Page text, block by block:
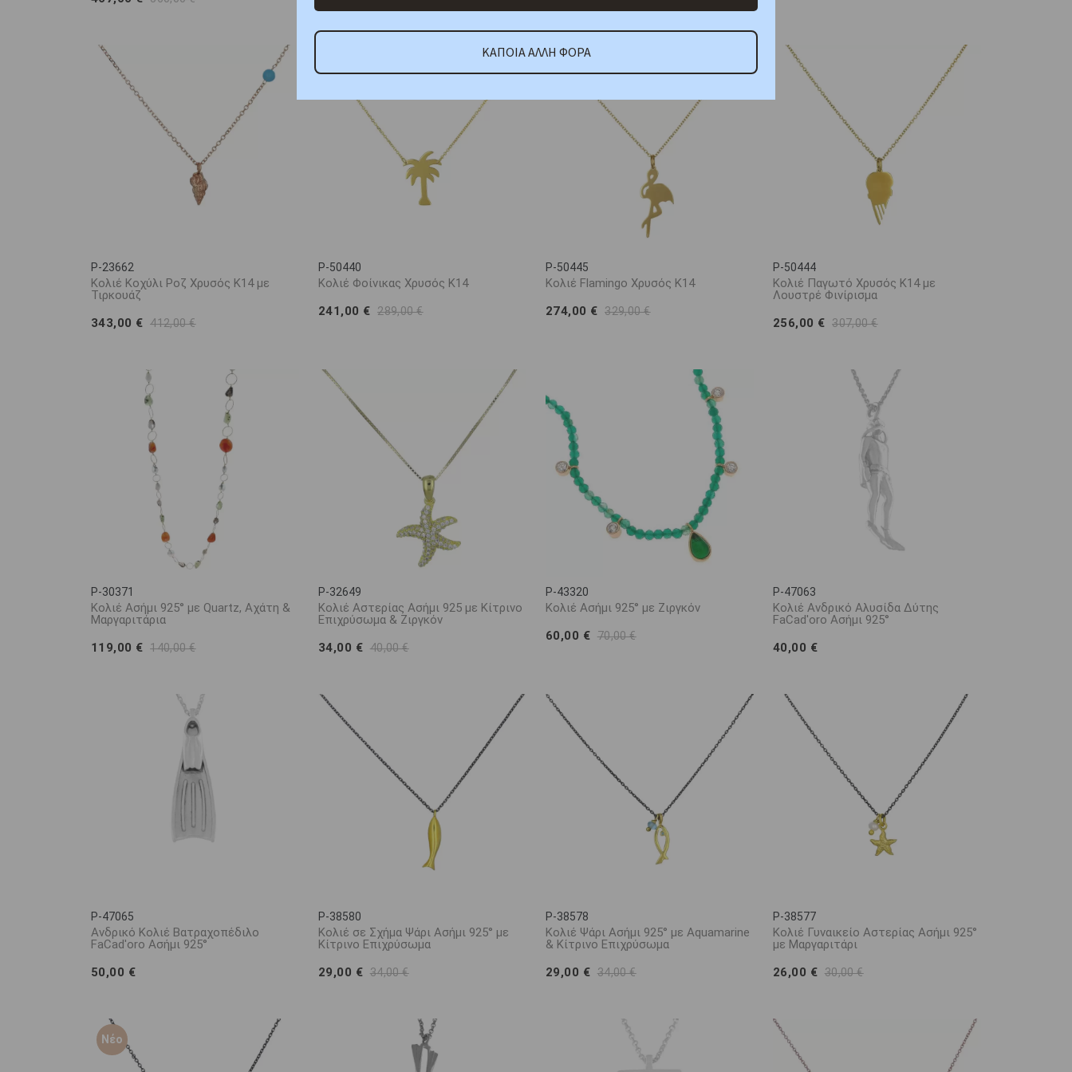
P-23662
Κολιέ Κοχύλι Ροζ Χρυσός Κ14 με
Τιρκουάζ
343,00 € 412,00 €
P-50440
Κολιέ Φοίνικας Χρυσός Κ14
241,00 € 289,00 €
P-50445
Κολιέ Flamingo Χρυσός Κ14
274,00 € 329,00 €
P-50444
Κολιέ Παγωτό Χρυσός Κ14 με
Λουστρέ Φινίρισμα
256,00 € 307,00 €
P-30371
Κολιέ Ασήμι 925° με Quartz, Αχάτη &
Μαργαριτάρια
119,00 € 140,00 €
P-32649
Κολιέ Αστερίας Ασήμι 925 με Κίτρινο
Επιχρύσωμα & Ζιργκόν
34,00 € 40,00 €
P-43320
Κολιέ Ασήμι 925° με Ζιργκόν
60,00 € 70,00 €
P-47063
Κολιέ Ανδρικό Αλυσίδα Δύτης
FaCad'oro Ασήμι 925°
40,00 €
P-47065
Ανδρικό Κολιέ Βατραχοπέδιλο
FaCad'oro Ασήμι 925°
50,00 €
P-38580
Κολιέ σε Σχήμα Ψάρι Ασήμι 925° με
Kίτρινο Eπιχρύσωμα
29,00 € 34,00 €
P-38578
Κολιέ Ψάρι Ασήμι 925° με Aquamarine
& Κίτρινο Επιχρύσωμα
29,00 € 34,00 €
P-38577
Κολιέ Γυναικείο Αστερίας Ασήμι 925°
με Μαργαριτάρι
26,00 € 30,00 €
Νέο
ΚΑΠΟΙΑ ΑΛΛΗ ΦΟΡΑ